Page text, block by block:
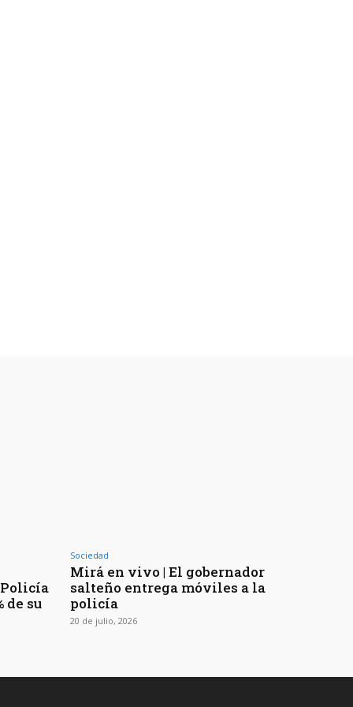
de su
Sociedad
Mirá en vivo | El gobernador
salteño entrega móviles a la
policía
20 de julio, 2026